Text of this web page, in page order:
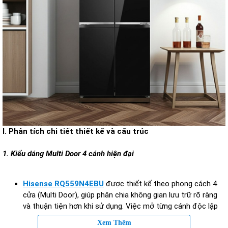
I. Phân tích chi tiết thiết kế và cấu trúc
1. Kiểu dáng Multi Door 4 cánh hiện đại
Hisense RQ559N4EBU được thiết kế theo phong cách 4
cửa (Multi Door), giúp phân chia không gian lưu trữ rõ ràng
và thuận tiện hơn khi sử dụng. Việc mở từng cánh độc lập
giúp hạn chế thất thoát hơi lạnh, đồng thời tăng hiệu quả
Xem Thêm